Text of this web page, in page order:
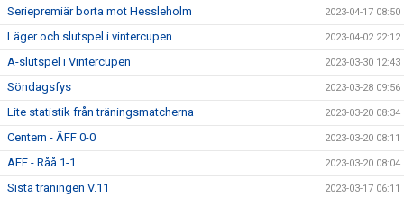
Seriepremiär borta mot Hessleholm 2023-04-17 08:50
Läger och slutspel i vintercupen 2023-04-02 22:12
A-slutspel i Vintercupen 2023-03-30 12:43
Söndagsfys 2023-03-28 09:56
Lite statistik från träningsmatcherna 2023-03-20 08:34
Centern - ÄFF 0-0 2023-03-20 08:11
ÄFF - Råå 1-1 2023-03-20 08:04
Sista träningen V.11 2023-03-17 06:11